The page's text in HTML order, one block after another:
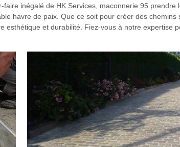
inégalé de HK Services, maconnerie 95 prendre
havre de paix. Que ce soit pour créer des
et durabilité. Fiez-vous à notre expertise